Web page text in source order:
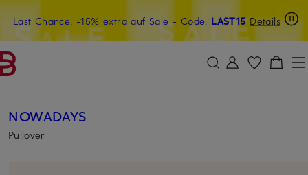
ZUM HAUPTINHALT ÜBERSPRINGEN ZUM SUCHFELD ÜBERSPRINGEN
Last Chance: -15% extra auf Sale- Code: LAST15 Details
20€-Willkommensgutschein mit Beyond sichern
NOWADAYS
Pullover